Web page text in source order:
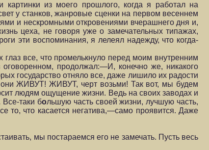
из моего прошлого, когда я работал на
у станков, жанровые сценки на первом весеннем
и нескромными откровениями вчерашнего дня и,
цеха, не говоря уже о замечательных типажах,
эти воспоминания, я лелеял надежду, что когда-
все, что промелькнуло перед моим внутренним
продолжал:—И, конечно же, никакого
государство отняло все, даже лишило их радости
ЖИВУТ! ЖИВУТ, черт возьми! Так вот, мы будем
людям ощущение жизни. Ведь на своих заводах и
Все-таки большую часть своей жизни, лучшую часть,
то, что касается негатива,—само проявится. Даже
мы постараемся его не замечать. Пусть весь